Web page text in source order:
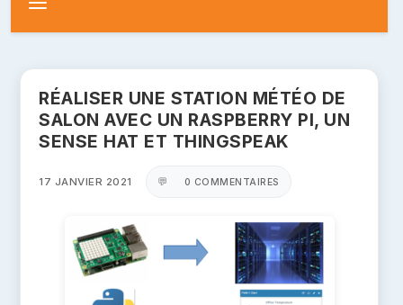
RÉALISER UNE STATION MÉTÉO DE
SALON AVEC UN RASPBERRY PI, UN
SENSE HAT ET THINGSPEAK
17 JANVIER 2021 💬 0 COMMENTAIRES